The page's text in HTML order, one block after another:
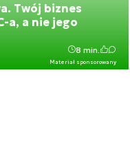
Twój biznes
a, a nie jego
Materiał sponsorowany
8 min.